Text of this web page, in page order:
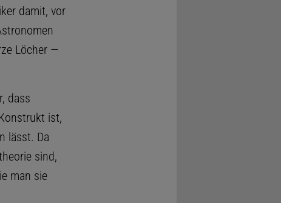
damit, vor
Löcher —
dass
ist,
lässt. Da
sind,
man sie